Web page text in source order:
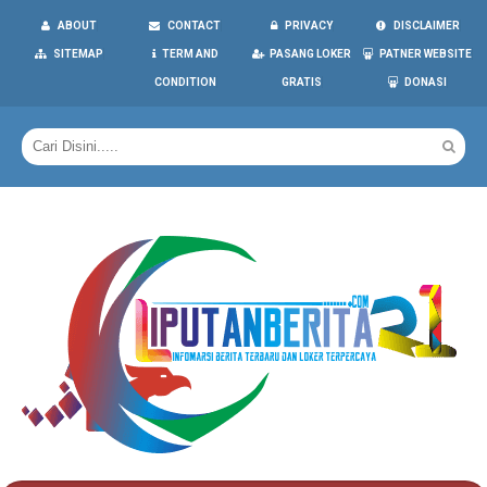
ABOUT CONTACT PRIVACY DISCLAIMER
SITEMAP TERM AND
CONDITION
PASANG LOKER
GRATIS
PATNER WEBSITE
DONASI